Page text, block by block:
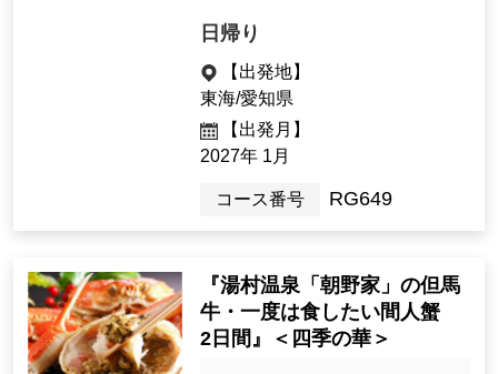
日帰り
【出発地】
東海/愛知県
【出発月】
2027年 1月
コース番号 RG649
『湯村温泉「朝野家」の但馬
牛・一度は食したい間人蟹
2日間』＜四季の華＞